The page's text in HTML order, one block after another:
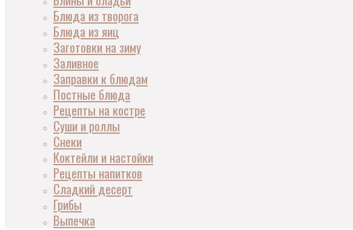
Блюда из творога
Блюда из яиц
Заготовки на зиму
Заливное
Заправки к блюдам
Постные блюда
Рецепты на костре
Суши и роллы
Снеки
Коктейли и настойки
Рецепты напитков
Сладкий десерт
Грибы
Выпечка